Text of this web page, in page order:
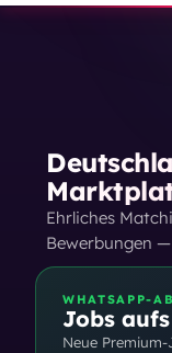
Ehrliches
Bewerbungen
WHATSAPP-
Jobs
Neue